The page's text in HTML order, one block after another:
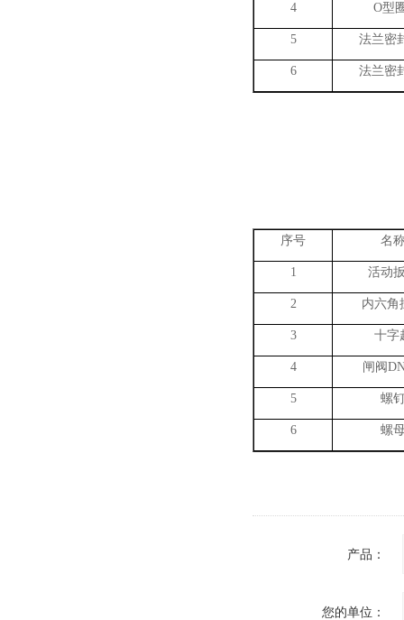
4 O型
5 法兰密
6 法兰密
序号 名
1 活动
2 内六角
3 十字
4 闸阀
5 螺
6 螺
产品：
您的单位：